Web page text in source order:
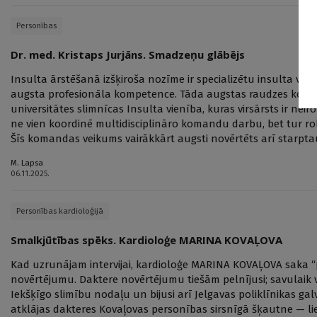
Personības
Dr. med. Kristaps Jurjāns. Smadzeņu glābējs
Insulta ārstēšanā izšķiroša nozīme ir specializētu insulta
augsta profesionāla kompetence. Tāda augstas raudzes
universitātes slimnīcas Insulta vienība, kuras virsārsts ir
ne vien koordinē multidisciplināro komandu darbu, bet tur
Šīs komandas veikums vairākkārt augsti novērtēts arī
M. Lapsa
06.11.2025.
Personības kardioloģijā
Smalkjūtības spēks. Kardioloģe MARINA KOVAĻOVA
Kad uzrunājam intervijai, kardioloģe MARINA KOVAĻOVA
novērtējumu. Daktere novērtējumu tiešām pelnījusi; savulaik
Iekšķīgo slimību nodaļu un bijusi arī Jelgavas poliklīnikas
atklājas dakteres Kovaļovas personības sirsnīgā šķautne —